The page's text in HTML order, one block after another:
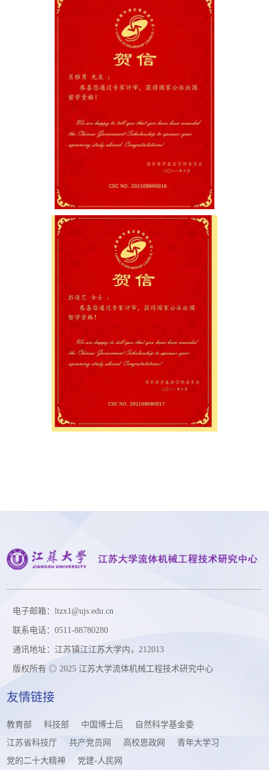
电子邮箱：ltzx1@ujs.edu.cn
联系电话：0511-88780280
通讯地址：江苏镇江江苏大学内，212013
版权所有 ◎ 2025 江苏大学流体机械工程技术研究中心
友情链接
教育部 科技部 中国博士后
自然科学基金委
江苏省科技厅
共产党员网 高校思政网
青年大学习
党的二十大精神
党建-人民网